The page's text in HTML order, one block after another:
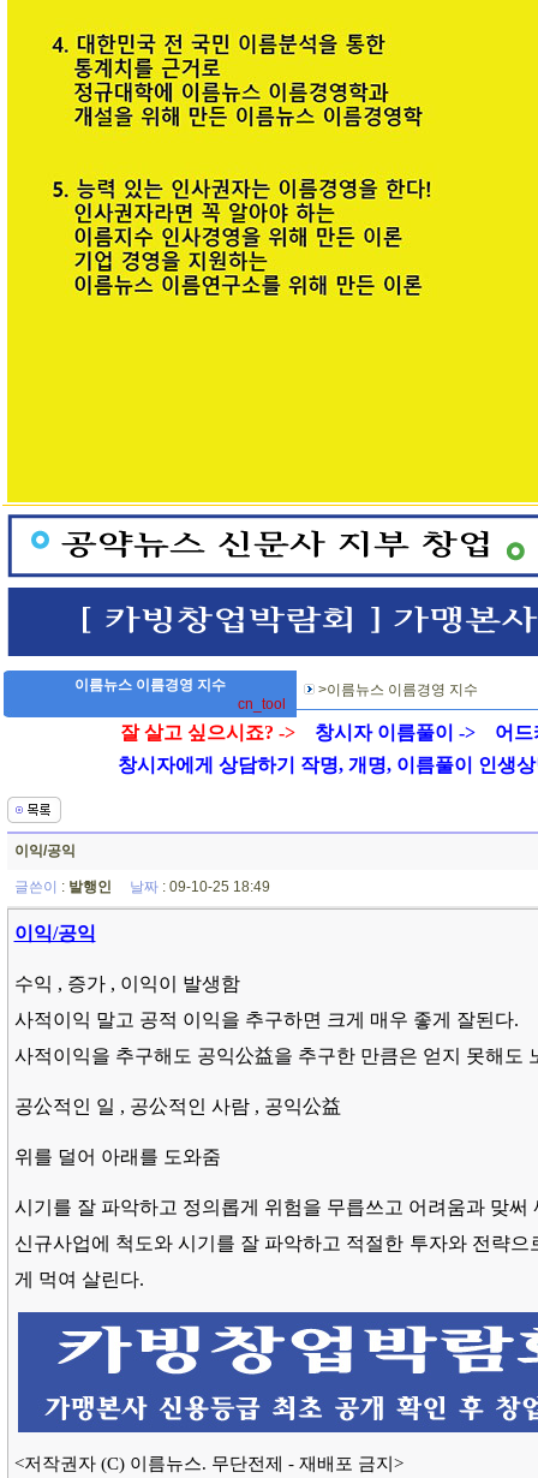
이름뉴스 이름경영 지수
cn_tool
>이름뉴스 이름경영 지수
잘 살고 싶으시죠? -> 창시자 이름풀이 ->
어드
창시자에게 상담하기 작명, 개명, 이름풀이 인생상
이익/공익
글쓴이 : 발행인 날짜: 09-10-25 18:49
이익/공익
수익 , 증가 , 이익이 발생함
사적이익 말고 공적 이익을 추구하면 크게 매우 좋게 잘된다.
사적이익을 추구해도 공익公益을 추구한 만큼은 얻지 못해도
공公적인 일 , 공公적인 사람 , 공익公益
위를 덜어 아래를 도와줌
시기를 잘 파악하고 정의롭게 위험을 무릅쓰고 어려움과 맞써
신규사업에 척도와 시기를 잘 파악하고 적절한 투자와 전략
게 먹여 살린다.
<저작권자 (C) 이름뉴스. 무단전제 - 재배포 금지>